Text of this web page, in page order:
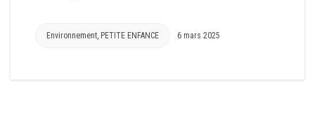
Environnement PETITE ENFANCE 6 mars 2025